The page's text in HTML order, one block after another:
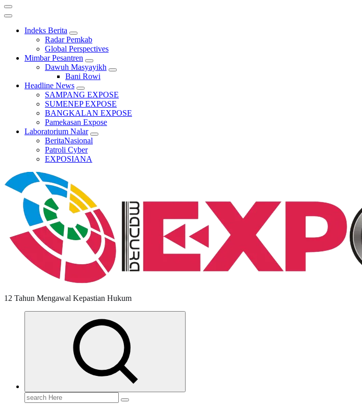
Indeks Berita
Radar Pemkab
Global Perspectives
Mimbar Pesantren
Dawuh Masyayikh
Bani Rowi
Headline News
SAMPANG EXPOSE
SUMENEP EXPOSE
BANGKALAN EXPOSE
Pamekasan Expose
Laboratorium Nalar
BeritaNasional
Patroli Cyber
EXPOSIANA
12 Tahun Mengawal Kepastian Hukum
Search
for: